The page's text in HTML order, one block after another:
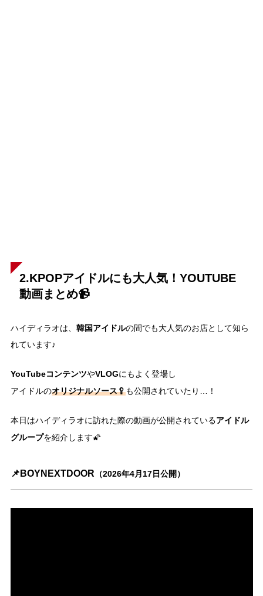
2.KPOPアイドルにも大人気！YOUTUBE
動画まとめ📹
ハイディラオは、 韓国アイドルの間でも大人気のお店として知ら
れています♪
YouTubeコンテンツやVLOGにもよく登場し
アイドルのオリジナルソース🥄も公開されていたり…！
本日はハイディラオに訪れた際の動画が公開されているアイドル
グループを紹介します🌠
📌BOYNEXTDOOR （2026年4月17日公開）